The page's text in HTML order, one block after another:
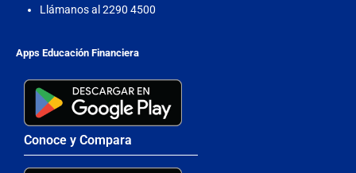
Llámanos al 2290 4500
Apps Educación Financiera
Conoce y Compara